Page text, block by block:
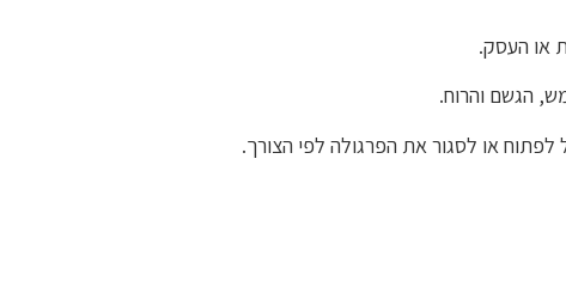
או העסק.
הגשם והרוח.
או לסגור את הפרגולה לפי הצורך.